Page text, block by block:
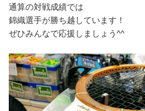
通算の対戦成績では
錦織選手が勝ち越しています！
ぜひみんなで応援しましょう^^